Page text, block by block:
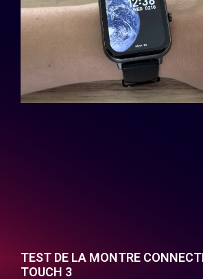
TEST DE LA MONTRE
TOUCH 3